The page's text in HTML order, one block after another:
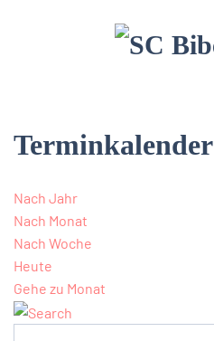
Terminkalender
Nach Jahr
Nach Monat
Nach Woche
Heute
Gehe zu Monat